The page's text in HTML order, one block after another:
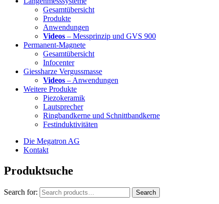
Gesamtübersicht
Produkte
Anwendungen
Videos – Messprinzip und GVS 900
Permanent-Magnete
Gesamtübersicht
Infocenter
Giessharze Vergussmasse
Videos – Anwendungen
Weitere Produkte
Piezokeramik
Lautsprecher
Ringbandkerne und Schnittbandkerne
Festinduktivitäten
Die Megatron AG
Kontakt
Produktsuche
Search for: Search